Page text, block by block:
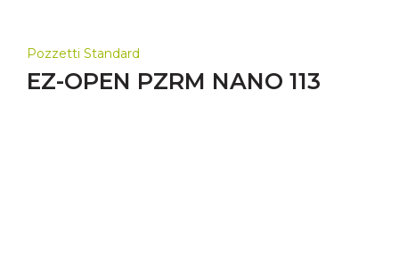
Pozzetti Standard
EZ-OPEN PZRM NANO 113